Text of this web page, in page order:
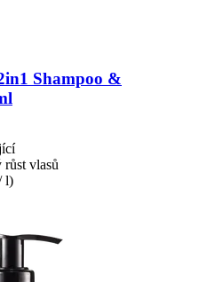
Shampoo &
růst vlasů
l)